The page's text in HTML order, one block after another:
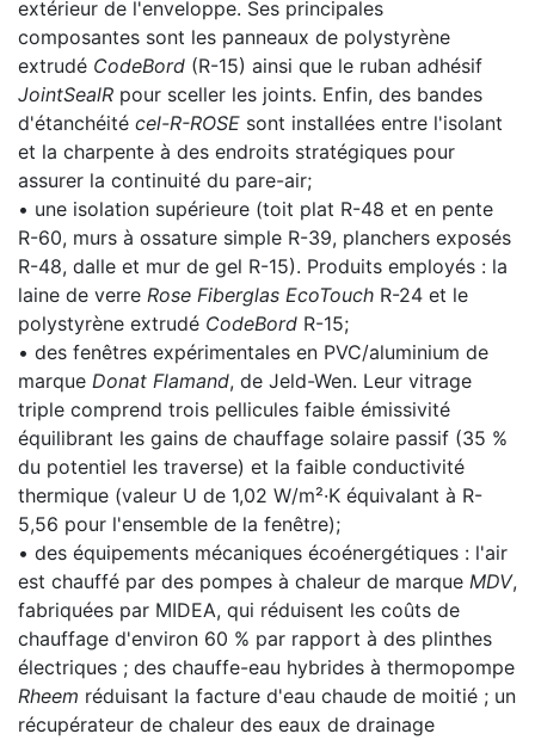
extérieur de l'enveloppe. Ses principales
composantes sont les panneaux de polystyrène
extrudé CodeBord (R-15) ainsi que le ruban adhésif
JointSealR pour sceller les joints. Enfin, des bandes
d'étanchéité cel-R-ROSE sont installées entre l'isolant
et la charpente à des endroits stratégiques pour
assurer la continuité du pare-air;
• une isolation supérieure (toit plat R-48 et en pente
R-60, murs à ossature simple R-39, planchers exposés
R-48, dalle et mur de gel R-15). Produits employés : la
laine de verre Rose Fiberglas EcoTouch R-24 et le
polystyrène extrudé CodeBord R-15;
• des fenêtres expérimentales en PVC/aluminium de
marque Donat Flamand, de Jeld-Wen. Leur vitrage
triple comprend trois pellicules faible émissivité
équilibrant les gains de chauffage solaire passif (35 %
du potentiel les traverse) et la faible conductivité
thermique (valeur U de 1,02 W/m²·K équivalant à R-
5,56 pour l'ensemble de la fenêtre);
• des équipements mécaniques écoénergétiques : l'air
est chauffé par des pompes à chaleur de marque MDV,
fabriquées par MIDEA, qui réduisent les coûts de
chauffage d'environ 60 % par rapport à des plinthes
électriques ; des chauffe-eau hybrides à thermopompe
Rheem réduisant la facture d'eau chaude de moitié ; un
récupérateur de chaleur des eaux de drainage